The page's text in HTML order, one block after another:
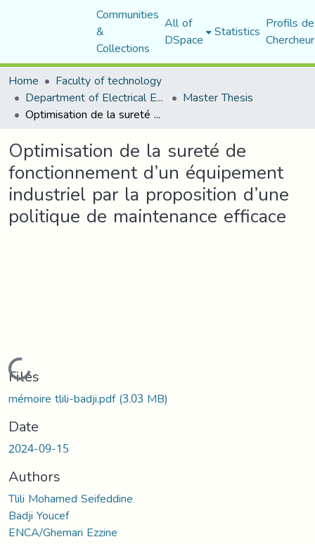
Communities
&
Collections
All of
DSpace Statistics Profils
Home
Faculty of technology
Department of Electrical Engineering Master Thesis
Optimisation de la sureté de fonctionnement d’un équipement industriel par la proposition d’une politique de maintenance efficace
Optimisation de la sureté de
fonctionnement d’un équipement
industriel par la proposition d’une
politique de maintenance efficace
Loading...
Files
mémoire tlili-badji.pdf(3.03 MB)
Date
2024-09-15
Authors
Tlili Mohamed Seifeddine
Badji Youcef
ENCA/Ghemari Ezzine